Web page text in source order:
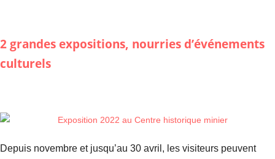
2 grandes expositions, nourries d’événements
culturels
Depuis novembre et jusqu’au 30 avril, les visiteurs peuvent